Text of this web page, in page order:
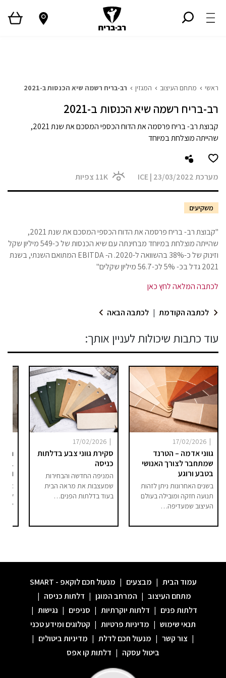
ראשי מתחם העיצוב המגזין רב-בריח רשמה שיא הכנסות ב-2021
רב-בריח רשמה שיא הכנסות ב-2021
קבוצת רב- בריח פרסמה את הדוח הכספי המסכם את שנת 2021,
שהייתה מוצלחת במיוחד
מערכת ICE | 23/03/2022
11K צפיות
משקיעים
"קבוצת רב- בריח פרסמה את הדוח הכספי המסכם את שנת 2021,
שהייתה מוצלחת במיוחד מבחינתה עם שיא הכנסות של כ-549 מיליון שקל
וזינוק של כ-38% בהשוואה ל-2020. ה- EBITDA המתואם השנתי, בשנת
2021 גדל בכ- 5% לכ-56.7 מיליון שקלים"
לכתבה המלאה לחץ כאן
לכתבה הקודמת | לכתבה הבאה
עוד כתבות שיכולות לעניין אותך:
|
17/02/2026
גווני אדמה – הטרנד
שמתחבר לצורך האנושי
בטבע ורוגע
בשנים האחרונות ניתן לזהות
תנועה חזקה ומובילה בעולם
העיצוב שמעדיפה…
|
17/02/2026
סקירת גווני צבע בדלתות
כניסה
המניפה החדשה והבחירות
שמעצבות את מראה הבית
בעוד בדלתות הפנים…
אם
עמוד הבית | מבצעים | מנעול חכם לוקאפ - SMART
מתחם העיצוב | המרחב המוגן | דלתות כניסה |
דלתות פנים | דלתות יוקרתיות | סניפים | נגישות |
תנאי שימוש | מדיניות פרטיות | קטלוגים ומידע טכני
| צור קשר | מנעול חכם לדלת | מדיניות ביטולים |
ביטול עסקה | דלתות קו אפס